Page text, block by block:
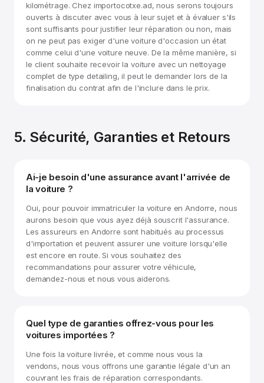
kilométrage. Chez importocotxe.ad, nous serons toujours
ouverts à discuter avec vous à leur sujet et à évaluer s'ils
sont suffisants pour justifier leur réparation ou non, mais
on ne peut pas exiger d'une voiture d'occasion un état
comme celui d'une voiture neuve. De la même manière, si
le client souhaite recevoir la voiture avec un nettoyage
complet de type detailing, il peut le demander lors de la
finalisation du contrat afin de l'inclure dans le prix.
5. Sécurité, Garanties et Retours
Ai-je besoin d'une assurance avant l'arrivée de
la voiture ?
Oui, pour pouvoir immatriculer la voiture en Andorre, nous
aurons besoin que vous ayez déjà souscrit l'assurance.
Les assureurs en Andorre sont habitués au processus
d'importation et peuvent assurer une voiture lorsqu'elle
est encore en route. Si vous souhaitez des
recommandations pour assurer votre véhicule,
demandez-nous et nous vous aiderons.
Quel type de garanties offrez-vous pour les
voitures importées ?
Une fois la voiture livrée, et comme nous vous la
vendons, nous vous offrons une garantie légale d'un an
couvrant les frais de réparation correspondants.